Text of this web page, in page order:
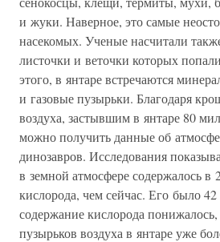
и жуки. Наверное, это самые
насекомых. Ученые насчитали
листочки и веточки которых
этого, в янтаре встречаются
и газовые пузырьки. Благодаря
воздуха, застывшим в янтаре 80
можно получить данные об
динозавров. Исследования
в земной атмосфере содержалось в
кислорода, чем сейчас. Его было
содержание кислорода
пузырьков воздуха в янтаре уже